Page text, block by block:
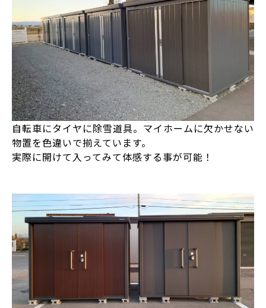
自転車にタイヤに除雪道具。マイホームに欠かせない
物置を色違いで揃えています。
実際に開けて入ってみて体感する事が可能！